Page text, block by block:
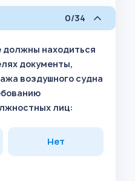
0/34
должны находиться
документы,
воздушного судна
лиц:
Нет